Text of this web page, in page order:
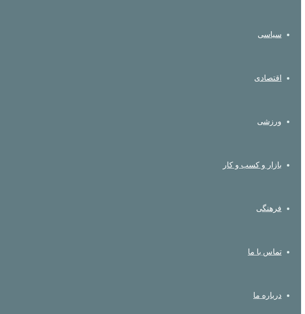
سیاسی
اقتصادی
ورزشی
بازار و کسب و کار
فرهنگی
تماس با ما
درباره ما